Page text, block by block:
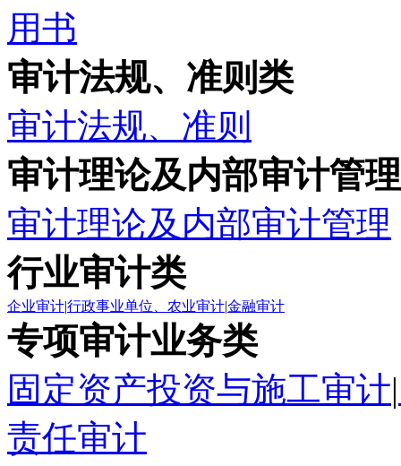
用书
审计法规、准则类
审计法规、准则
审计理论及内部审计管
审计理论及内部审计管理
行业审计类
企业审计|行政事业单位、农业审计|金融审计
专项审计业务类
固定资产投资与施工审计|
责任审计